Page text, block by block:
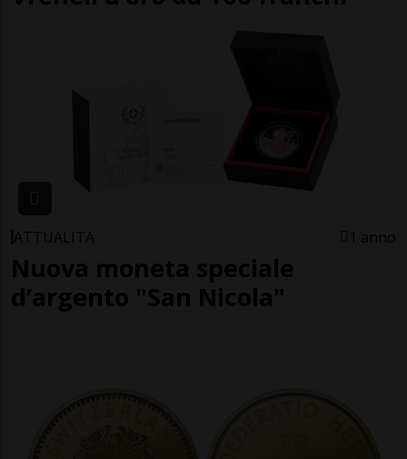
ATTUALITÀ 1 anno
Nuova moneta speciale
d’argento "San Nicola"